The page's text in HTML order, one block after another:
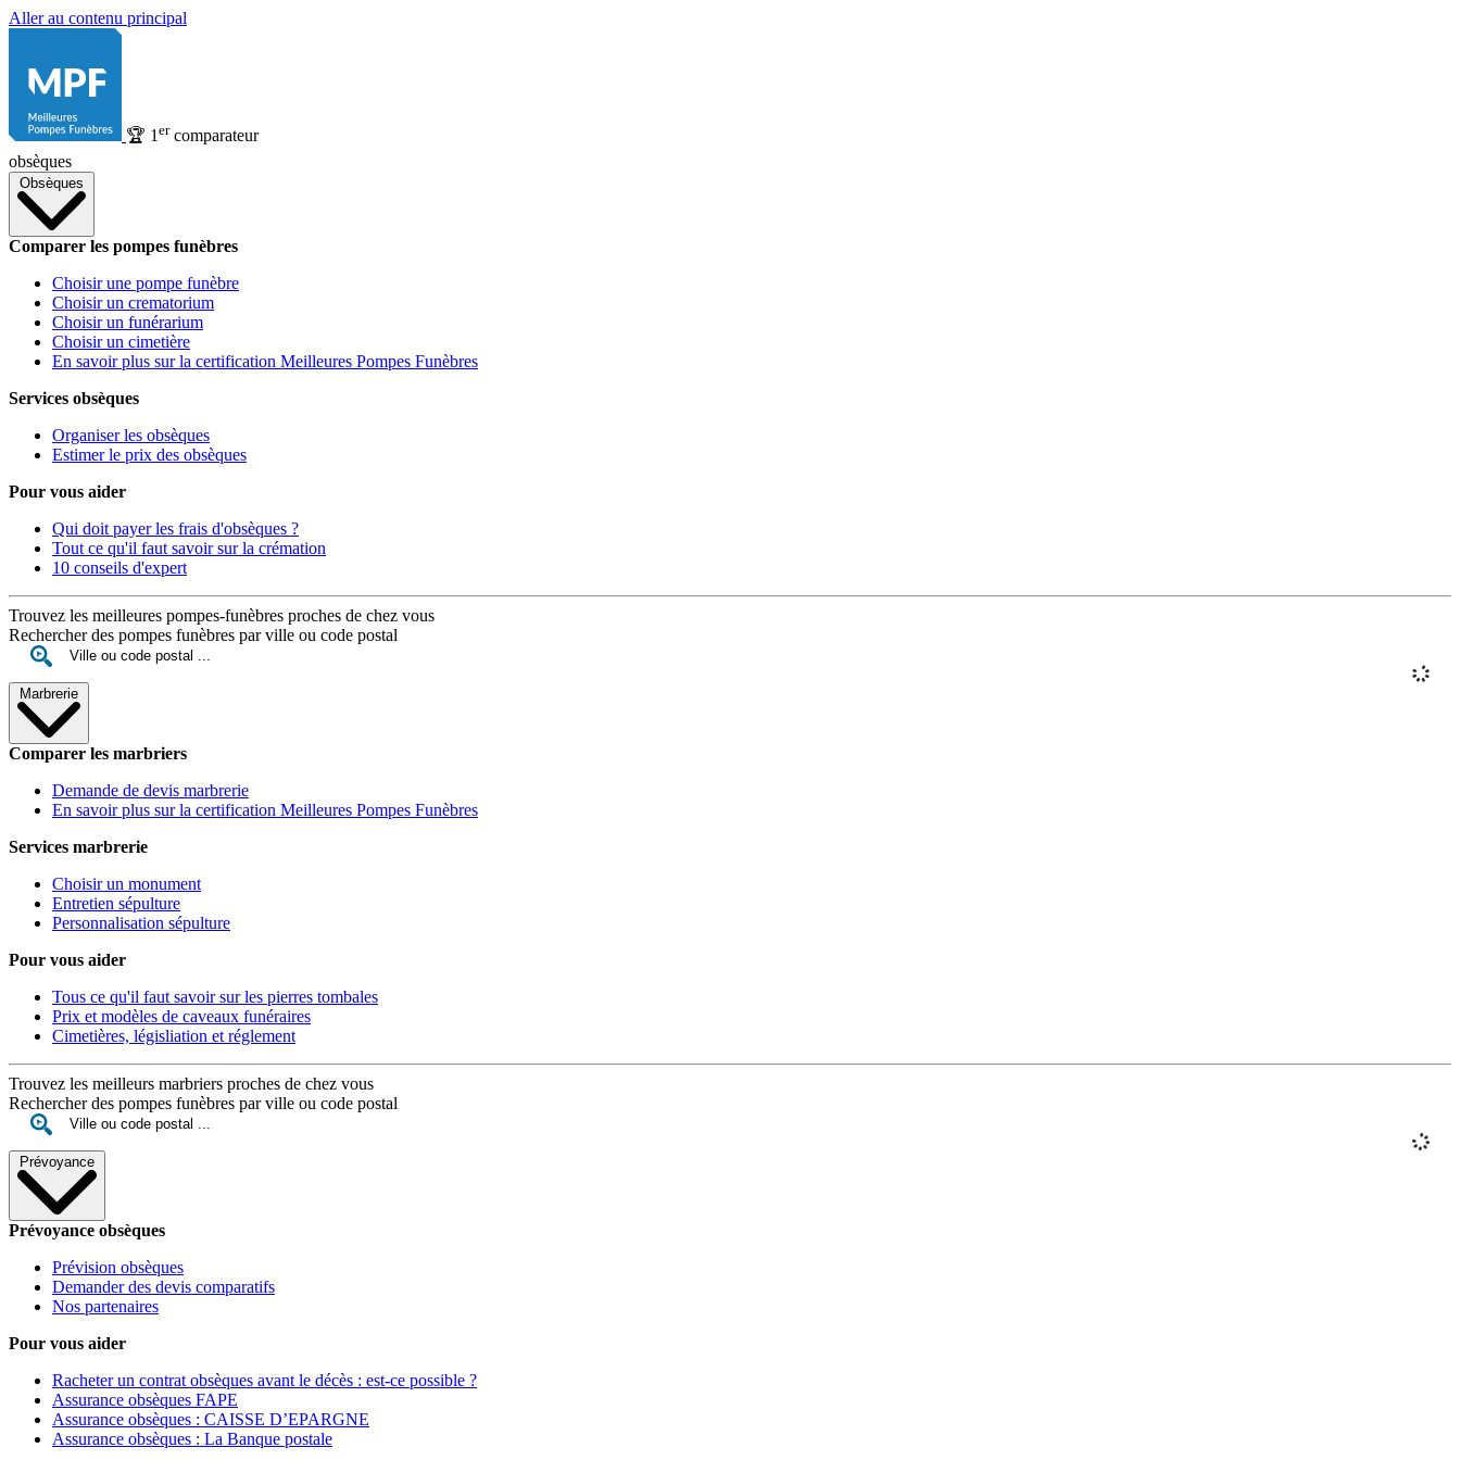
Aller au contenu principal
🏆 1 ercomparateur
obsèques
Obsèques
Comparer les pompes funèbres
Choisir une pompe funèbre
Choisir un crematorium
Choisir un funérarium
Choisir un cimetière
En savoir plus sur la certification Meilleures Pompes Funèbres
Services obsèques
Organiser les obsèques
Estimer le prix des obsèques
Pour vous aider
Qui doit payer les frais d'obsèques ?
Tout ce qu'il faut savoir sur la crémation
10 conseils d'expert
Trouvez les meilleures pompes-funèbres proches de chez vous
Rechercher des pompes funèbres par ville ou code postal
Marbrerie
Comparer les marbriers
Demande de devis marbrerie
En savoir plus sur la certification Meilleures Pompes Funèbres
Services marbrerie
Choisir un monument
Entretien sépulture
Personnalisation sépulture
Pour vous aider
Tous ce qu'il faut savoir sur les pierres tombales
Prix et modèles de caveaux funéraires
Cimetières, législiation et réglement
Trouvez les meilleurs marbriers proches de chez vous
Rechercher des pompes funèbres par ville ou code postal
Prévoyance
Prévoyance obsèques
Prévision obsèques
Demander des devis comparatifs
Nos partenaires
Pour vous aider
Racheter un contrat obsèques avant le décès : est-ce possible ?
Assurance obsèques FAPE
Assurance obsèques : CAISSE D’EPARGNE
Assurance obsèques : La Banque postale